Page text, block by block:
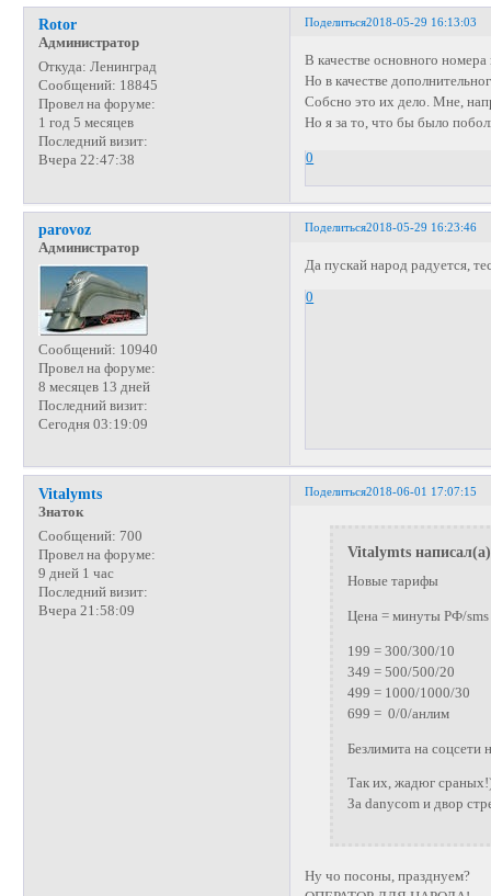
Поделиться2018-05-29 16:13:03
Rotor
Администратор
Откуда: Ленинград
Сообщений: 18845
Провел на форуме:
1 год 5 месяцев
Последний визит:
Вчера 22:47:38
В качестве основного
Но в качестве
Собсно это их дело. Мне,
Но я за то, что бы было
0
Поделиться2018-05-29 16:23:46
parovoz
Администратор
Сообщений: 10940
Провел на форуме:
8 месяцев 13 дней
Последний визит:
Сегодня 03:19:09
Да пускай народ радуется,
0
Поделиться2018-06-01 17:07:15
Vitalymts
Знаток
Сообщений: 700
Провел на форуме:
9 дней 1 час
Последний визит:
Вчера 21:58:09
Vitalymts
Новые тарифы
Цена = минуты РФ/
199 = 300/300/10
349 = 500/500/20
499 = 1000/1000/30
699 = 0/0/анлим
Безлимита на соцсети
Так их, жадюг
За danycom и двор
Ну чо посоны, празднуем?